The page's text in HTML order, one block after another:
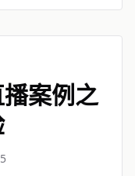
案例之